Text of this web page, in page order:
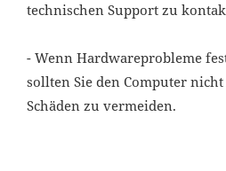
technischen Support zu
- Wenn Hardwareprobleme
sollten Sie den Computer
Schäden zu vermeiden.